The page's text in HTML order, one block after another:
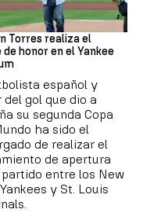
Torres realiza el
de honor en el Yankee
español y
del gol que dio a
su segunda Copa
ha sido el
de realizar el
de apertura
entre los New
y St. Louis